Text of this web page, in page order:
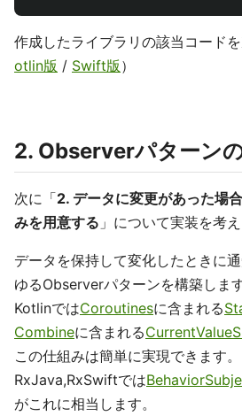
作成したライブラリの該当コード
otlin版 / Swift版 ）
2. Observerパターン
次に「2. データに変更があった場
みを用意する 」について実装を考え
データを保持して変化したときに
ゆるObserverパターンを構築します
KotlinではCoroutinesに含まれる
Combineに含まれる
この仕組みは簡単に実現できます。
RxJava,RxSwiftでは
がこれに相当します。